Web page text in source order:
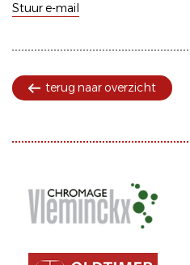
Stuur e-mail
terug naar overzicht